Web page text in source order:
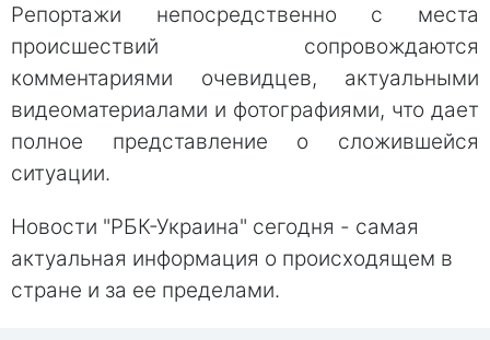
Репортажи непосредственно с места
происшествий сопровождаются
комментариями очевидцев, актуальными
видеоматериалами и фотографиями, что дает
полное представление о сложившейся
ситуации.
Новости "РБК-Украина" сегодня - самая
актуальная информация о происходящем в
стране и за ее пределами.